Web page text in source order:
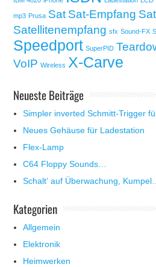
mp3 Prusa Sat Sat-Empfang
Satellitenempfang sfx Sound-FX
Speedport SuperPID
VoIP Wireless X-Carve
Neueste Beiträge
Simpler inverted Schmitt-Trigger
Neues Gehäuse für Ladestation
Flex-Lamp
C64 Floppy Sounds…
Schalt‘ auf Überwachung,
Kategorien
Allgemein
Elektronik
Heimwerken